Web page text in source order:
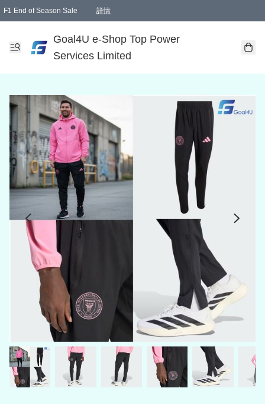
F1 End of Season Sale 詳情
Goal4U e-Shop Top Power
Services Limited